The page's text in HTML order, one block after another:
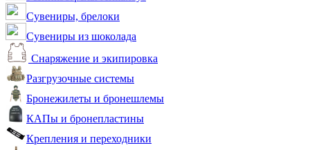
Сувениры, брелоки
Сувениры из шоколада
Снаряжение и экипировка
Разгрузочные системы
Бронежилеты и бронешлемы
КАПы и бронепластины
Крепления и переходники